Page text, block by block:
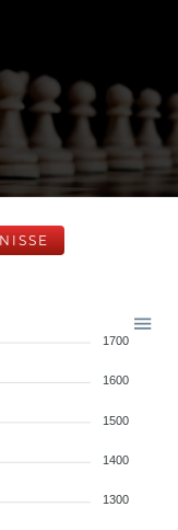
1700
1600
1500
1400
1300